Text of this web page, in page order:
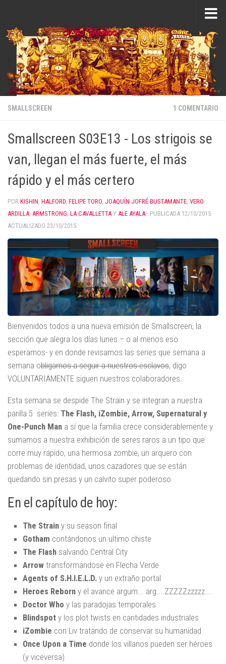
SMALLSCREEN 1 COMENTARIO
Smallscreen S03E13 - Los strigois se
van, llegan el más fuerte, el más
rápido y el más certero
POR KISHIN, HALFORD, FELIPE TORO, JOAQUÍN JOFRÉ BUSTAMANTE, VERO
ARDILLA, ARMSTRONG, LA CAVALLETTA Y ALE AYALA · PUBLICADA 12/10/2015 ·
ACTUALIZADO 23/10/2015
Bienvenidos todos a una nueva emisión de Smallscreen, la
sección que alegra los días lunes – o al menos eso
esperamos- y en donde revisamos las series que semana a
semana obligamos a seguir a nuestros esclavos, digo
VOLUNTARIAMENTE siguen nuestros colaboradores.
Esta semana se despide The Strain y se integran a nuestra
parilla 5 series: The Flash, iZombie, Arrow, Supernatural y
One-Punch Man a sí que la familia crece considerablemente y
sumamos a nuestra exhibición de seres raros a un tipo que
corre muy rápido, una hermosa zombie, un arquero con
problemas de identidad, unos cazadores que se están
quedando sin presas y un calvito super poderoso
En el capítulo de hoy:
The Strain y su season final
Gotham contándonos un ultimo chiste
The Flash salvando Central City
Arrow transformandose en Flecha Verde
Agents of S.H.I.E.L.D. y un extraño portal
Heroes Reborn y el avance argum... arg....ZZZZZzzzzz....
Doctor Who y las paradojas temporales
Blindspot y los plot twists en cantidades industriales
iZombie con Liv tratando de conservar su humanidad
Once Upon a Time donde los villanos pueden ser héroes
(y viceversa)